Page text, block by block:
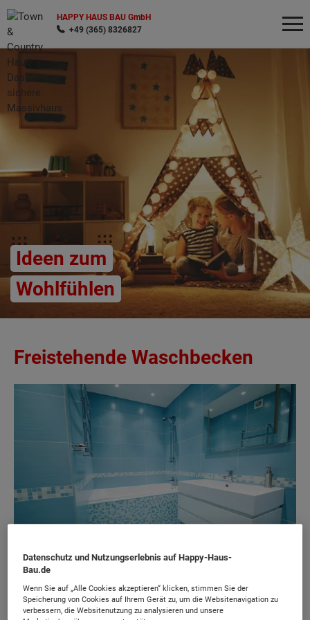
HAPPY HAUS BAU GmbH
+49 (365) 8326827
Ideen zum
Wohlfühlen
Freistehende Waschbecken
Gab es früher freistehende Waschbecken nur
Wonach möchten Sie suchen?
Datenschutz und Nutzungserlebnis auf Happy-Haus-
Bau.de
Wenn Sie auf „Alle Cookies akzeptieren“ klicken, stimmen Sie der
Speicherung von Cookies auf Ihrem Gerät zu, um die Websitenavigation zu
verbessern, die Websitenutzung zu analysieren und unsere